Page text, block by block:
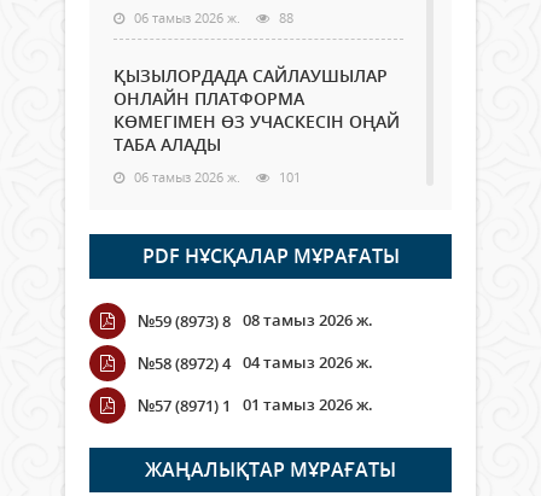
06 тамыз 2026 ж. 88
ҚЫЗЫЛОРДАДА САЙЛАУШЫЛАР
ОНЛАЙН ПЛАТФОРМА
КӨМЕГІМЕН ӨЗ УЧАСКЕСІН ОҢАЙ
ТАБА АЛАДЫ
06 тамыз 2026 ж. 101
Open Air: Қызылорда облысы
полиция департаменті 20
мыңнан астам көрерменнің
қауіпсіздігін қамтамасыз етті
06 тамыз 2026 ж.
Wi-Fi ҚАБЫРҒА АРҚЫЛЫ ҚАЛАЙ
ӨТЕДІ?
06 тамыз 2026 ж. 278
PDF НҰСҚАЛАР МҰРАҒАТЫ
№59 (8973) 8 08 тамыз 2026 ж.
№58 (8972) 4 04 тамыз 2026 ж.
№57 (8971) 1
01 тамыз 2026 ж.
ЖАҢАЛЫҚТАР МҰРАҒАТЫ